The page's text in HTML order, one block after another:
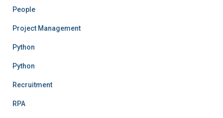
People
Project Management
Python
Python
Recruitment
RPA